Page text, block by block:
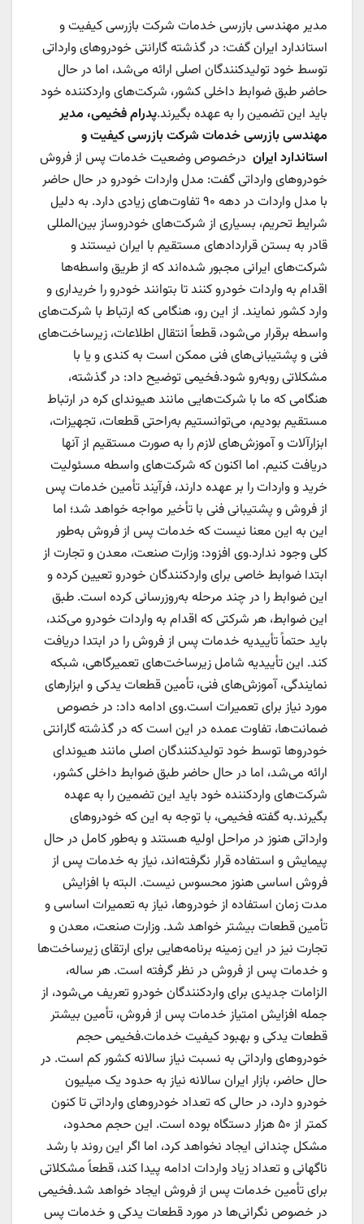
مدیر مهندسی بازرسی خدمات شرکت بازرسی کیفیت و
استاندارد ایران گفت: در گذشته گارانتی خودرو‌های وارداتی
توسط خود تولیدکنندگان اصلی ارائه می‌شد، اما در حال
حاضر طبق ضوابط داخلی کشور، شرکت‌های واردکننده خود
باید این تضمین را به عهده بگیرند.پدرام فخیمی، مدیر
مهندسی بازرسی خدمات شرکت بازرسی کیفیت و
استاندارد ایران درخصوص وضعیت خدمات پس از فروش
خودرو‌های وارداتی گفت: مدل واردات خودرو در حال حاضر
با مدل واردات در دهه ۹۰ تفاوت‌های زیادی دارد. به دلیل
شرایط تحریم، بسیاری از شرکت‌های خودروساز بین‌المللی
قادر به بستن قرارداد‌های مستقیم با ایران نیستند و
شرکت‌های ایرانی مجبور شده‌اند که از طریق واسطه‌ها
اقدام به واردات خودرو کنند تا بتوانند خودرو را خریداری و
وارد کشور نمایند. از این رو، هنگامی که ارتباط با شرکت‌های
واسطه برقرار می‌شود، قطعاً انتقال اطلاعات، زیرساخت‌های
فنی و پشتیبانی‌های فنی ممکن است به کندی و یا با
مشکلاتی روبه‌رو شود.فخیمی توضیح داد: در گذشته،
هنگامی که ما با شرکت‌هایی مانند هیوندای کره در ارتباط
مستقیم بودیم، می‌توانستیم به‌راحتی قطعات، تجهیزات،
ابزارآلات و آموزش‌های لازم را به صورت مستقیم از آنها
دریافت کنیم. اما اکنون که شرکت‌های واسطه مسئولیت
خرید و واردات را بر عهده دارند، فرآیند تأمین خدمات پس
از فروش و پشتیبانی فنی با تأخیر مواجه خواهد شد؛ اما
این به این معنا نیست که خدمات پس از فروش به‌طور
کلی وجود ندارد.وی افزود: وزارت صنعت، معدن و تجارت از
ابتدا ضوابط خاصی برای واردکنندگان خودرو تعیین کرده و
این ضوابط را در چند مرحله به‌روزرسانی کرده است. طبق
این ضوابط، هر شرکتی که اقدام به واردات خودرو می‌کند،
باید حتماً تأییدیه خدمات پس از فروش را در ابتدا دریافت
کند. این تأییدیه شامل زیرساخت‌های تعمیرگاهی، شبکه
نمایندگی، آموزش‌های فنی، تأمین قطعات یدکی و ابزار‌های
مورد نیاز برای تعمیرات است.وی ادامه داد: در خصوص
ضمانت‌ها، تفاوت عمده در این است که در گذشته گارانتی
خودرو‌ها توسط خود تولیدکنندگان اصلی مانند هیوندای
ارائه می‌شد، اما در حال حاضر طبق ضوابط داخلی کشور،
شرکت‌های واردکننده خود باید این تضمین را به عهده
بگیرند.به گفته فخیمی، با توجه به این که خودرو‌های
وارداتی هنوز در مراحل اولیه هستند و به‌طور کامل در حال
پیمایش و استفاده قرار نگرفته‌اند، نیاز به خدمات پس از
فروش اساسی هنوز محسوس نیست. البته با افزایش
مدت زمان استفاده از خودروها، نیاز به تعمیرات اساسی و
تأمین قطعات بیشتر خواهد شد. وزارت صنعت، معدن و
تجارت نیز در این زمینه برنامه‌هایی برای ارتقای زیرساخت‌ها
و خدمات پس از فروش در نظر گرفته است. هر ساله،
الزامات جدیدی برای واردکنندگان خودرو تعریف می‌شود، از
جمله افزایش امتیاز خدمات پس از فروش، تأمین بیشتر
قطعات یدکی و بهبود کیفیت خدمات.فخیمی حجم
خودرو‌های وارداتی به نسبت نیاز سالانه کشور کم است. در
حال حاضر، بازار ایران سالانه نیاز به حدود یک میلیون
خودرو دارد، در حالی که تعداد خودرو‌های وارداتی تا کنون
کمتر از ۵۰ هزار دستگاه بوده است. این حجم محدود،
مشکل چندانی ایجاد نخواهد کرد، اما اگر این روند با رشد
ناگهانی و تعداد زیاد واردات ادامه پیدا کند، قطعاً مشکلاتی
برای تأمین خدمات پس از فروش ایجاد خواهد شد.فخیمی
در خصوص نگرانی‌ها در مورد قطعات یدکی و خدمات پس